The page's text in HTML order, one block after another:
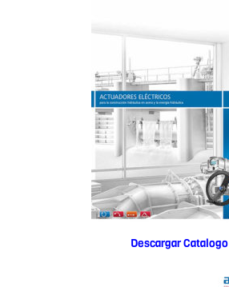
Descargar Catalogo